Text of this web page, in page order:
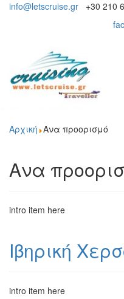
info@letscruise.gr
+30 210
Αρχική Ανα προορισμό
Ανα
intro item here
Ιβηρική
intro item here